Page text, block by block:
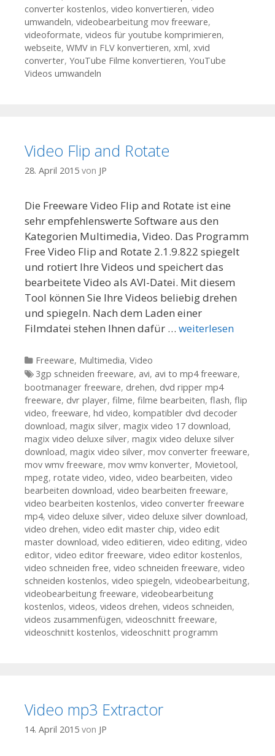
converter kostenlos, video konvertieren, video
umwandeln, videobearbeitung mov freeware,
videoformate, videos für youtube komprimieren,
webseite, WMV in FLV konvertieren, xml, xvid
converter, YouTube Filme konvertieren, YouTube
Videos umwandeln
Video Flip and Rotate
28. April 2015 von JP
Die Freeware Video Flip and Rotate ist eine
sehr empfehlenswerte Software aus den
Kategorien Multimedia, Video. Das Programm
Free Video Flip and Rotate 2.1.9.822 spiegelt
und rotiert Ihre Videos und speichert das
bearbeitete Video als AVI-Datei. Mit diesem
Tool können Sie Ihre Videos beliebig drehen
und spiegeln. Nach dem Laden einer
Filmdatei stehen Ihnen dafür … weiterlesen
Kategorien
Freeware, Multimedia, Video
Tags
3gp schneiden freeware, avi, avi to mp4 freeware,
bootmanager freeware, drehen, dvd ripper mp4
freeware, dvr player, filme, filme bearbeiten, flash, flip
video, freeware, hd video, kompatibler dvd decoder
download, magix silver, magix video 17 download,
magix video deluxe silver, magix video deluxe silver
download, magix video silver, mov converter freeware,
mov wmv freeware, mov wmv konverter, Movietool,
mpeg, rotate video, video, video bearbeiten, video
bearbeiten download, video bearbeiten freeware,
video bearbeiten kostenlos, video converter freeware
mp4, video deluxe silver, video deluxe silver download,
video drehen, video edit master chip, video edit
master download, video editieren, video editing, video
editor, video editor freeware, video editor kostenlos,
video schneiden free, video schneiden freeware, video
schneiden kostenlos, video spiegeln, videobearbeitung,
videobearbeitung freeware, videobearbeitung
kostenlos, videos, videos drehen, videos schneiden,
videos zusammenfügen, videoschnitt freeware,
videoschnitt kostenlos, videoschnitt programm
Video mp3 Extractor
14. April 2015 von JP